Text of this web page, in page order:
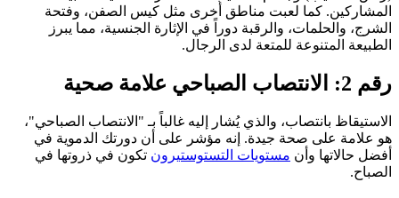
المشاركين. كما لعبت مناطق أخرى مثل كيس الصفن، وفتحة
الشرج، والحلمات، والرقبة دوراً في الإثارة الجنسية، مما يبرز
الطبيعة المتنوعة للمتعة لدى الرجال.
رقم 2: الانتصاب الصباحي علامة صحية
الاستيقاظ بانتصاب، والذي يُشار إليه غالباً بـ "الانتصاب الصباحي"،
هو علامة على صحة جيدة. إنه مؤشر على أن دورتك الدموية في
أفضل حالاتها وأن مستويات التستوستيرون تكون في ذروتها في
الصباح.